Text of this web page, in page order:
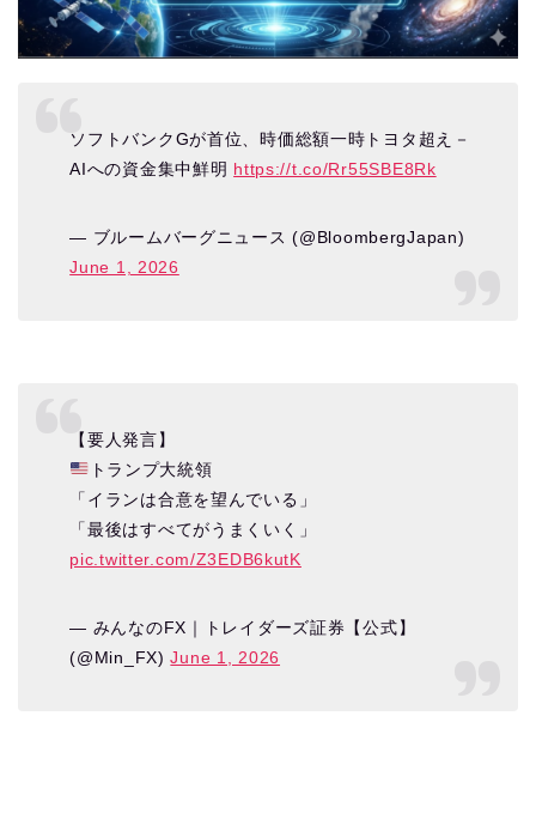
ソフトバンクGが首位、時価総額一時トヨタ超え－
AIへの資金集中鮮明 https://t.co/Rr55SBE8Rk
— ブルームバーグニュース (@BloombergJapan)
June 1, 2026
【要人発言】
トランプ大統領
「イランは合意を望んでいる」
「最後はすべてがうまくいく」
pic.twitter.com/Z3EDB6kutK
— みんなのFX｜トレイダーズ証券【公式】
(@Min_FX)June 1, 2026